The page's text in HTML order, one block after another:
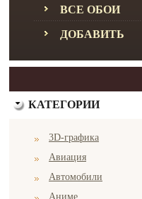
ВСЕ ОБОИ
ДОБАВИТЬ
КАТЕГОРИИ
3D-графика
Авиация
Автомобили
Аниме